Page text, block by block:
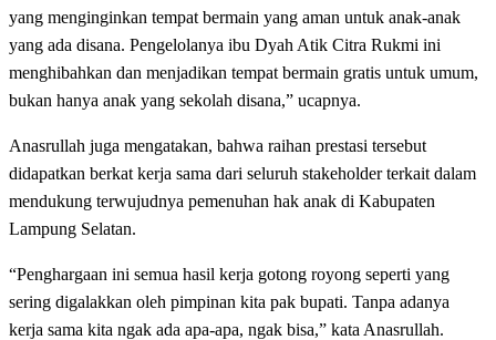
yang menginginkan tempat bermain yang aman untuk anak-anak
yang ada disana. Pengelolanya ibu Dyah Atik Citra Rukmi ini
menghibahkan dan menjadikan tempat bermain gratis untuk umum,
bukan hanya anak yang sekolah disana,” ucapnya.
Anasrullah juga mengatakan, bahwa raihan prestasi tersebut
didapatkan berkat kerja sama dari seluruh stakeholder terkait dalam
mendukung terwujudnya pemenuhan hak anak di Kabupaten
Lampung Selatan.
“Penghargaan ini semua hasil kerja gotong royong seperti yang
sering digalakkan oleh pimpinan kita pak bupati. Tanpa adanya
kerja sama kita ngak ada apa-apa, ngak bisa,” kata Anasrullah.